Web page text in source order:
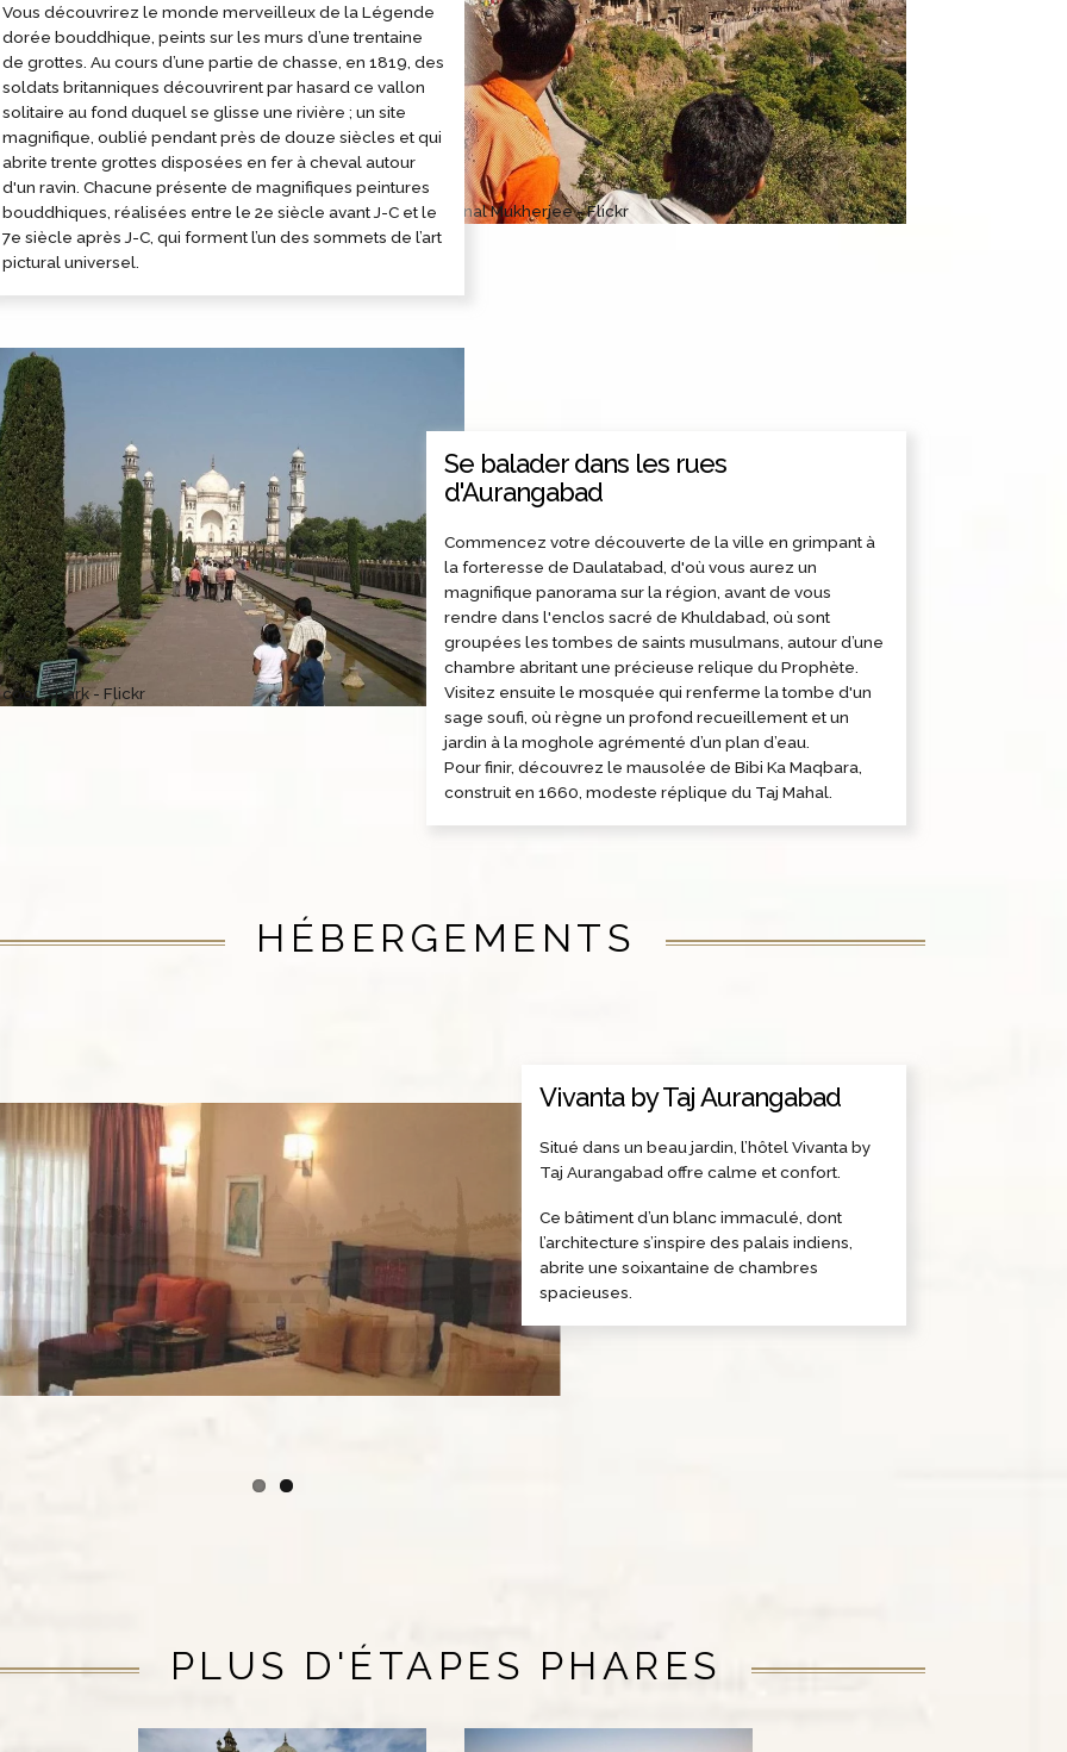
Vous découvrirez le monde merveilleux de la Légende
dorée bouddhique, peints sur les murs d’une trentaine
de grottes. Au cours d’une partie de chasse, en 1819, des
soldats britanniques découvrirent par hasard ce vallon
solitaire au fond duquel se glisse une rivière ; un site
magnifique, oublié pendant près de douze siècles et qui
abrite trente grottes disposées en fer à cheval autour
d'un ravin. Chacune présente de magnifiques peintures
bouddhiques, réalisées entre le 2e siècle avant J-C et le
7e siècle après J-C, qui forment l’un des sommets de l’art
pictural universel.
© Kunal Mukherjee - Flickr
cool_spark - Flickr
Se balader dans les rues
d'Aurangabad
Commencez votre découverte de la ville en grimpant à
la forteresse de Daulatabad, d'où vous aurez un
magnifique panorama sur la région, avant de vous
rendre dans l'enclos sacré de Khuldabad, où sont
groupées les tombes de saints musulmans, autour d’une
chambre abritant une précieuse relique du Prophète.
Visitez ensuite le mosquée qui renferme la tombe d'un
sage soufi, où règne un profond recueillement et un
jardin à la moghole agrémenté d’un plan d’eau.
Pour finir, découvrez le mausolée de Bibi Ka Maqbara,
construit en 1660, modeste réplique du Taj Mahal.
HÉBERGEMENTS
Vivanta by Taj Aurangabad
Situé dans un beau jardin, l’hôtel Vivanta by
Taj Aurangabad offre calme et confort.
Ce bâtiment d’un blanc immaculé, dont
l’architecture s’inspire des palais indiens,
abrite une soixantaine de chambres
spacieuses.
PLUS D'ÉTAPES PHARES